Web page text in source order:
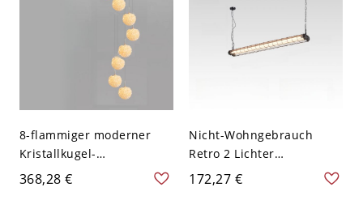
8-flammiger moderner
Kristallkugel-
Treppenhaus-
Pendelleuchter in Gold,
368,28 €
Nicht-Wohngebrauch
Retro 2 Lichter
Röhrenförmiger Zylinder
Insel Küchenpendel mit
172,27 €